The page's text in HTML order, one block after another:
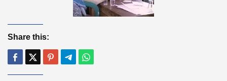
Share this: